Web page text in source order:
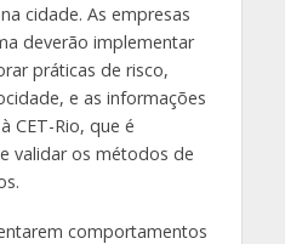
cidade. As empresas
deverão implementar
práticas de risco,
e as informações
CET-Rio, que é
validar os métodos de
comportamentos